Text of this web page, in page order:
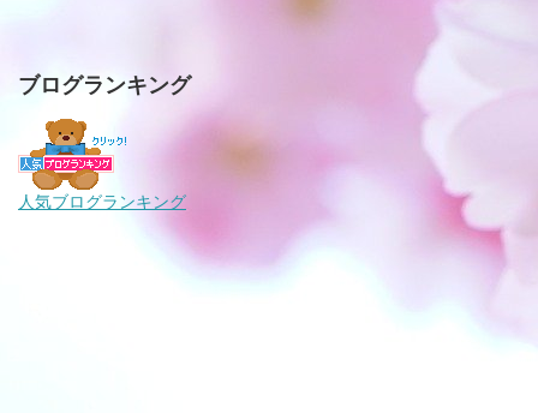
ブログランキング
人気ブログランキング